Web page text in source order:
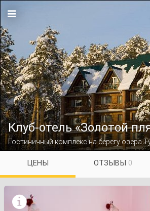
Клуб-отель «Золотой
Гостиничный комплекс на берегу озера
ЦЕНЫ ОТЗЫВЫ 0
